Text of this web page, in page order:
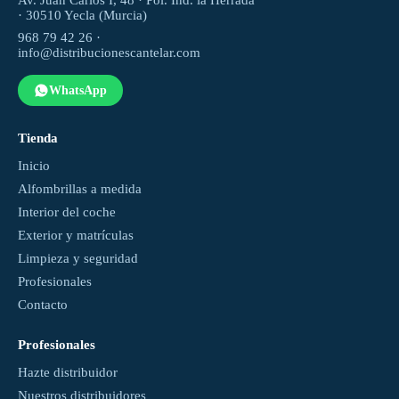
· 30510 Yecla (Murcia)
968 79 42 26 ·
info@distribucionescantelar.com
WhatsApp
Tienda
Inicio
Alfombrillas a medida
Interior del coche
Exterior y matrículas
Limpieza y seguridad
Profesionales
Contacto
Profesionales
Hazte distribuidor
Nuestros distribuidores